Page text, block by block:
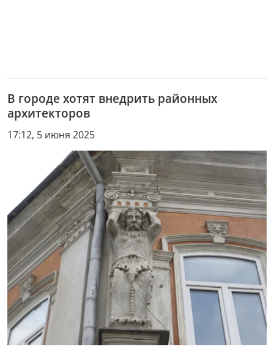
В городе хотят внедрить районных
архитекторов
17:12, 5 июня 2025